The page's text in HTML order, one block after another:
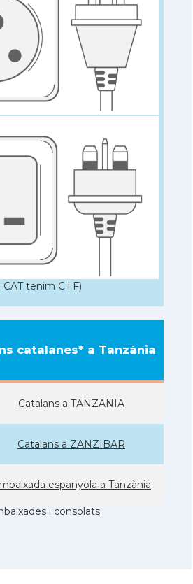
CAT tenim C i F)
catalanes* a Tanzània
Catalans a TANZANIA
Catalans a ZANZIBAR
espanyola a Tanzània
i consolats